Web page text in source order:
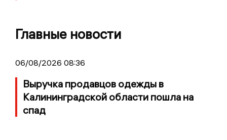
Главные новости
06/08/2026 08:36
Выручка продавцов одежды в
Калининградской области пошла на
спад